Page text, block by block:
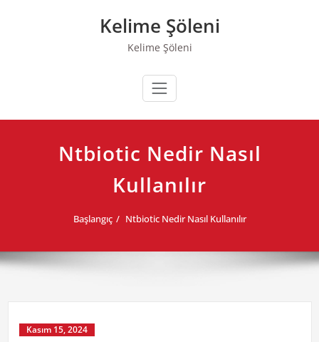
Kelime Şöleni
Kelime Şöleni
Ntbiotic Nedir Nasıl
Kullanılır
Başlangıç Ntbiotic Nedir Nasıl Kullanılır
Kasım 15, 2024